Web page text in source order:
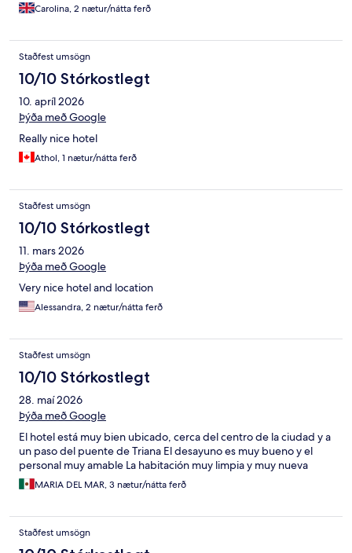
Carolina, 2 nætur/nátta ferð
Staðfest umsögn
10/10 Stórkostlegt
10. apríl 2026
Þýða með Google
Really nice hotel
Athol, 1 nætur/nátta ferð
Staðfest umsögn
10/10 Stórkostlegt
11. mars 2026
Þýða með Google
Very nice hotel and location
Alessandra, 2 nætur/nátta ferð
Staðfest umsögn
10/10 Stórkostlegt
28. maí 2026
Þýða með Google
El hotel está muy bien ubicado, cerca del centro de la ciudad y a
un paso del puente de Triana El desayuno es muy bueno y el
personal muy amable La habitación muy limpia y muy nueva
MARIA DEL MAR, 3 nætur/nátta ferð
Staðfest umsögn